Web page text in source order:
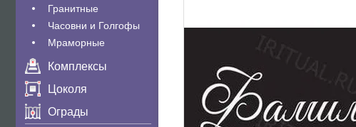
Гранитные
Часовни и Голгофы
Мраморные
Комплексы
Цоколя
Ограды